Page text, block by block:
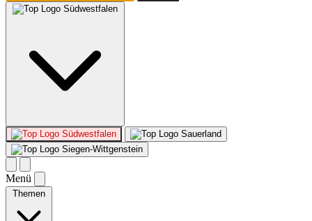
Südwestfalen
Südwestfalen
Sauerland
Siegen-Wittgenstein
Menü
Themen